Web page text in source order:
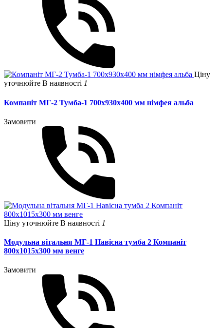
Ціну
уточнюйте В наявності 1
Компаніт МГ-2 Тумба-1 700х930х400 мм німфея альба
Замовити
Ціну уточнюйте В наявності 1
Модульна вітальня МГ-1 Навісна тумба 2 Компаніт
800х1015х300 мм венге
Замовити